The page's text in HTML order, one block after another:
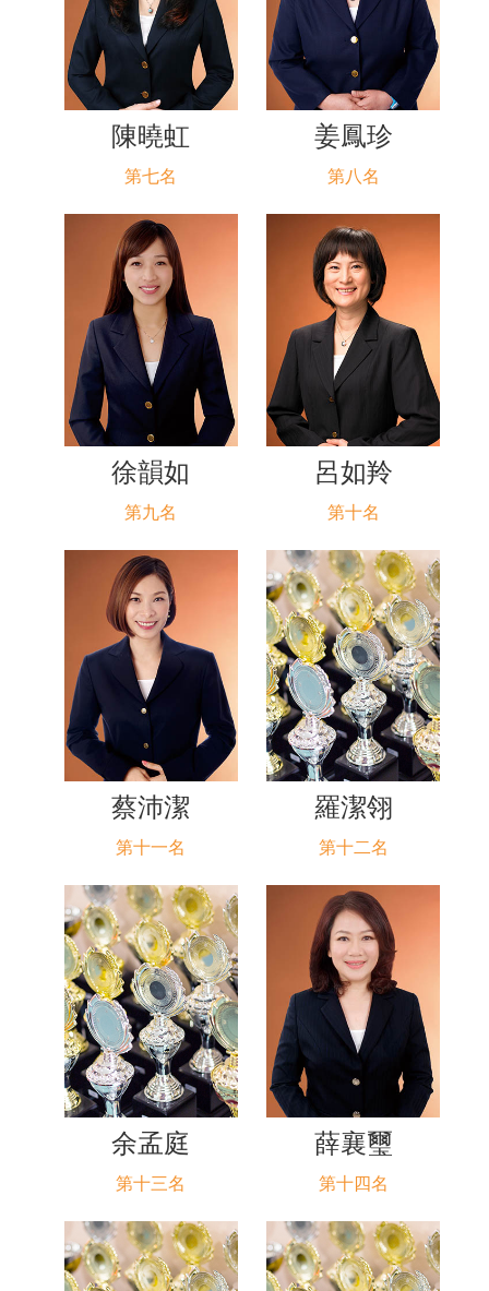
陳曉虹
第七名
姜鳳珍
第八名
徐韻如
第九名
呂如羚
第十名
蔡沛潔
第十一名
羅潔翎
第十二名
余孟庭
第十三名
薛襄璽
第十四名